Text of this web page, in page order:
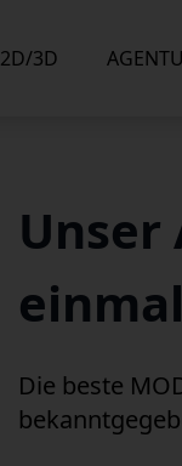
2D/3D
Unser
Die beste